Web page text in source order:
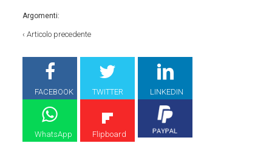
Argomenti:
‹Articolo precedente
FACEBOOK TWITTER LINKEDIN
WhatsApp Flipboard